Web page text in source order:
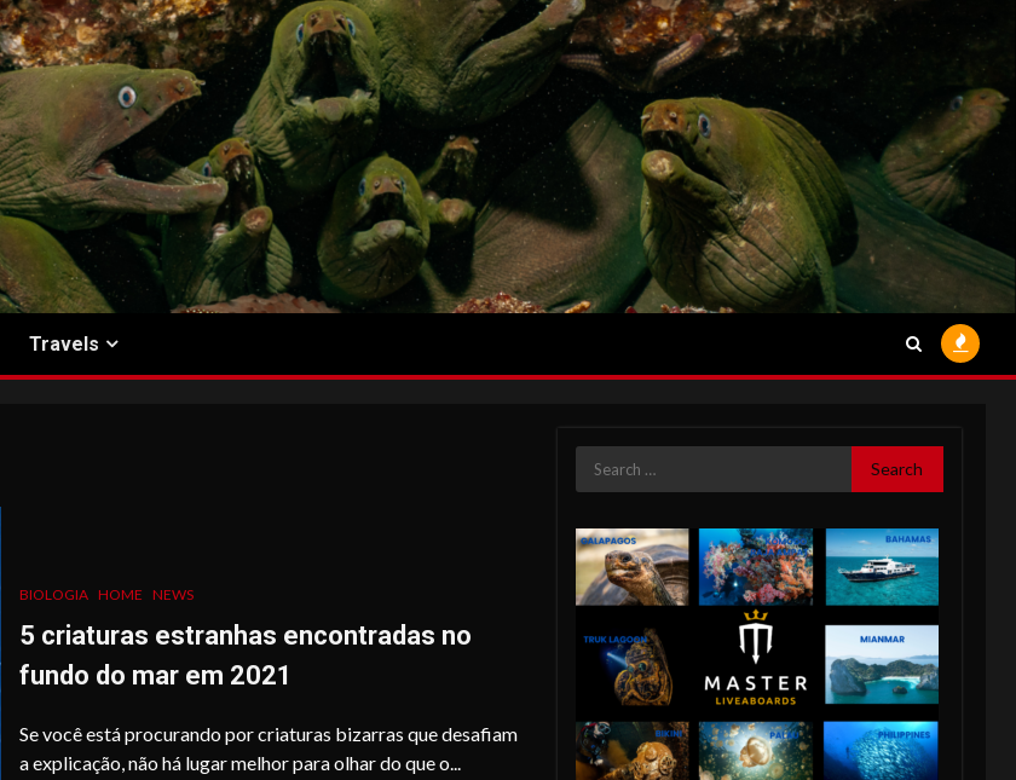
Travels
BIOLOGIA HOME NEWS
5 criaturas estranhas encontradas no
fundo do mar em 2021
Se você está procurando por criaturas bizarras que desafiam
a explicação, não há lugar melhor para olhar do que o...
Search
for: